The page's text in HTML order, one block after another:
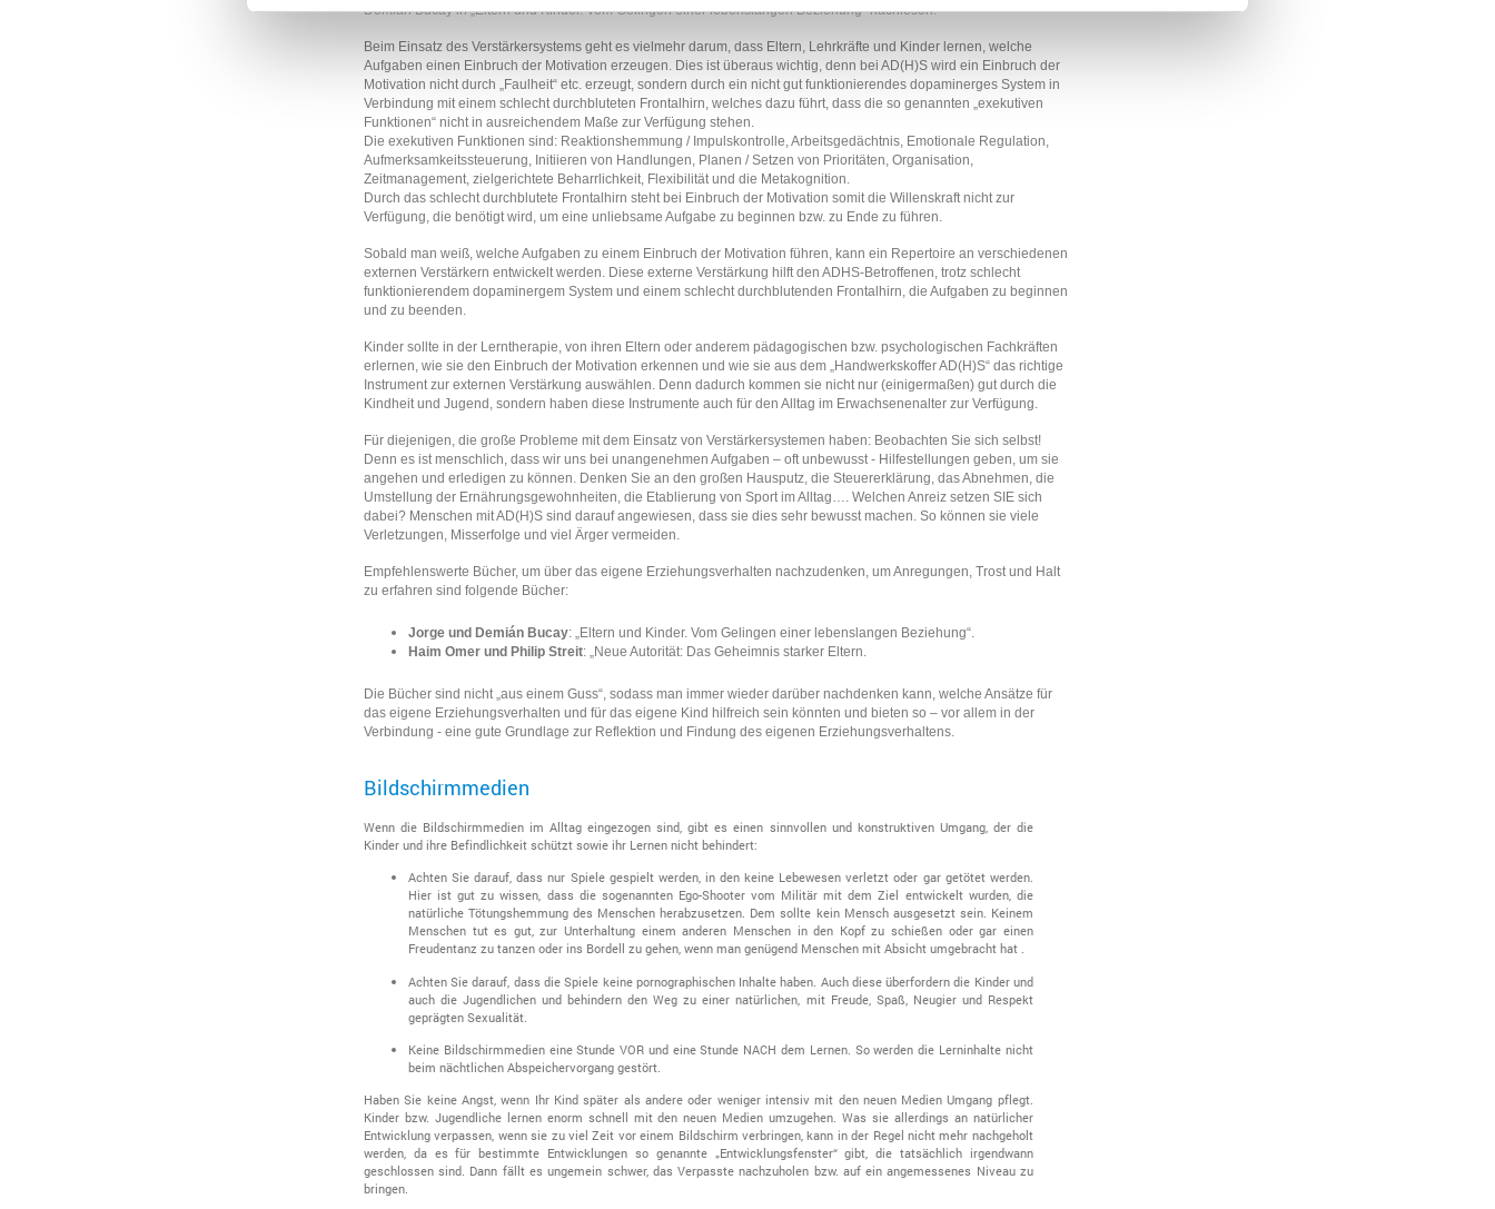
Demian Bucay in „Eltern und Kinder. Vom Gelingen einer lebenslangen Beziehung“ nachlesen.
Beim Einsatz des Verstärkersystems geht es vielmehr darum, dass Eltern, Lehrkräfte und Kinder lernen, welche
Aufgaben einen Einbruch der Motivation erzeugen. Dies ist überaus wichtig, denn bei AD(H)S wird ein Einbruch der
Motivation nicht durch „Faulheit“ etc. erzeugt, sondern durch ein nicht gut funktionierendes dopaminerges System in
Verbindung mit einem schlecht durchbluteten Frontalhirn, welches dazu führt, dass die so genannten „exekutiven
Funktionen“ nicht in ausreichendem Maße zur Verfügung stehen.
Die exekutiven Funktionen sind: Reaktionshemmung / Impulskontrolle, Arbeitsgedächtnis, Emotionale Regulation,
Aufmerksamkeitssteuerung, Initiieren von Handlungen, Planen / Setzen von Prioritäten, Organisation,
Zeitmanagement, zielgerichtete Beharrlichkeit, Flexibilität und die Metakognition.
Durch das schlecht durchblutete Frontalhirn steht bei Einbruch der Motivation somit die Willenskraft nicht zur
Verfügung, die benötigt wird, um eine unliebsame Aufgabe zu beginnen bzw. zu Ende zu führen.
Sobald man weiß, welche Aufgaben zu einem Einbruch der Motivation führen, kann ein Repertoire an verschiedenen
externen Verstärkern entwickelt werden. Diese externe Verstärkung hilft den ADHS-Betroffenen, trotz schlecht
funktionierendem dopaminergem System und einem schlecht durchblutenden Frontalhirn, die Aufgaben zu beginnen
und zu beenden.
Kinder sollte in der Lerntherapie, von ihren Eltern oder anderem pädagogischen bzw. psychologischen Fachkräften
erlernen, wie sie den Einbruch der Motivation erkennen und wie sie aus dem „Handwerkskoffer AD(H)S“ das richtige
Instrument zur externen Verstärkung auswählen. Denn dadurch kommen sie nicht nur (einigermaßen) gut durch die
Kindheit und Jugend, sondern haben diese Instrumente auch für den Alltag im Erwachsenenalter zur Verfügung.
Für diejenigen, die große Probleme mit dem Einsatz von Verstärkersystemen haben: Beobachten Sie sich selbst!
Denn es ist menschlich, dass wir uns bei unangenehmen Aufgaben – oft unbewusst - Hilfestellungen geben, um sie
angehen und erledigen zu können. Denken Sie an den großen Hausputz, die Steuererklärung, das Abnehmen, die
Umstellung der Ernährungsgewohnheiten, die Etablierung von Sport im Alltag…. Welchen Anreiz setzen SIE sich
dabei? Menschen mit AD(H)S sind darauf angewiesen, dass sie dies sehr bewusst machen. So können sie viele
Verletzungen, Misserfolge und viel Ärger vermeiden.
Empfehlenswerte Bücher, um über das eigene Erziehungsverhalten nachzudenken, um Anregungen, Trost und Halt
zu erfahren sind folgende Bücher:
Jorge und Demián Bucay: „Eltern und Kinder. Vom Gelingen einer lebenslangen Beziehung“.
Haim Omer und Philip Streit: „Neue Autorität: Das Geheimnis starker Eltern.
Die Bücher sind nicht „aus einem Guss“, sodass man immer wieder darüber nachdenken kann, welche Ansätze für
das eigene Erziehungsverhalten und für das eigene Kind hilfreich sein könnten und bieten so – vor allem in der
Verbindung - eine gute Grundlage zur Reflektion und Findung des eigenen Erziehungsverhaltens.
Bildschirmmedien
Wenn die Bildschirmmedien im Alltag eingezogen sind, gibt es einen sinnvollen und konstruktiven Umgang, der die
Kinder und ihre Befindlichkeit schützt sowie ihr Lernen nicht behindert:
Achten Sie darauf, dass nur Spiele gespielt werden, in den keine Lebewesen verletzt oder gar getötet werden.
Hier ist gut zu wissen, dass die sogenannten Ego-Shooter vom Militär mit dem Ziel entwickelt wurden, die
natürliche Tötungshemmung des Menschen herabzusetzen. Dem sollte kein Mensch ausgesetzt sein. Keinem
Menschen tut es gut, zur Unterhaltung einem anderen Menschen in den Kopf zu schießen oder gar einen
Freudentanz zu tanzen oder ins Bordell zu gehen, wenn man genügend Menschen mit Absicht umgebracht hat .
Achten Sie darauf, dass die Spiele keine pornographischen Inhalte haben. Auch diese überfordern die Kinder und
auch die Jugendlichen und behindern den Weg zu einer natürlichen, mit Freude, Spaß, Neugier und Respekt
geprägten Sexualität.
Keine Bildschirmmedien eine Stunde VOR und eine Stunde NACH dem Lernen. So werden die Lerninhalte nicht
beim nächtlichen Abspeichervorgang gestört.
Haben Sie keine Angst, wenn Ihr Kind später als andere oder weniger intensiv mit den neuen Medien Umgang pflegt.
Kinder bzw. Jugendliche lernen enorm schnell mit den neuen Medien umzugehen. Was sie allerdings an natürlicher
Entwicklung verpassen, wenn sie zu viel Zeit vor einem Bildschirm verbringen, kann in der Regel nicht mehr nachgeholt
werden, da es für bestimmte Entwicklungen so genannte „Entwicklungsfenster“ gibt, die tatsächlich irgendwann
geschlossen sind. Dann fällt es ungemein schwer, das Verpasste nachzuholen bzw. auf ein angemessenes Niveau zu
bringen.